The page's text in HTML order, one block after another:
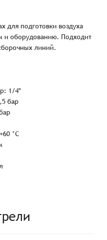
для подготовки воздуха
и оборудованию. Подходит
линий.
1/4"
бар
°C